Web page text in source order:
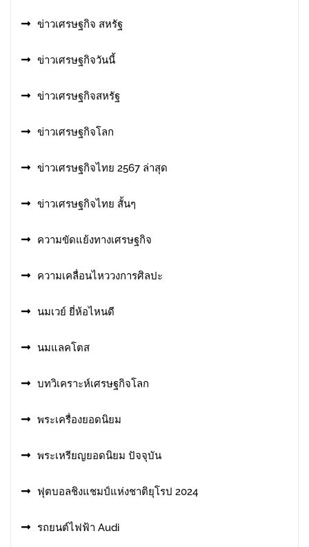
ข่าวเศรษฐกิจ สหรัฐ
ข่าวเศรษฐกิจวันนี้
ข่าวเศรษฐกิจสหรัฐ
ข่าวเศรษฐกิจโลก
ข่าวเศรษฐกิจไทย 2567 ล่าสุด
ข่าวเศรษฐกิจไทย สั้นๆ
ความขัดแย้งทางเศรษฐกิจ
ความเคลื่อนไหววงการศิลปะ
นมเวย์ ยี่ห้อไหนดี
นมแลคโตส
บทวิเคราะห์เศรษฐกิจโลก
พระเครื่องยอดนิยม
พระเหรียญยอดนิยม ปัจจุบัน
ฟุตบอลชิงแชมป์แห่งชาติยุโรป 2024
รถยนต์ไฟฟ้า Audi